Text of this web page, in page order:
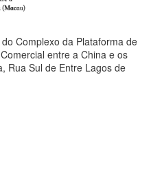
Complexo da Plataforma de
entre a China e os
Rua Sul de Entre Lagos de